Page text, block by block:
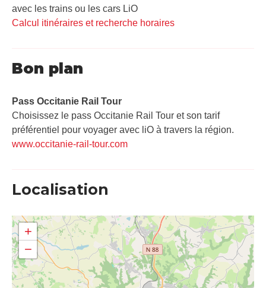
avec les trains ou les cars LiO
Calcul itinéraires et recherche horaires
Bon plan
Pass Occitanie Rail Tour​
Choisissez le pass Occitanie Rail Tour et son tarif
préférentiel pour voyager avec liO à travers la région.
www.occitanie-rail-tour.com
Localisation
+
−